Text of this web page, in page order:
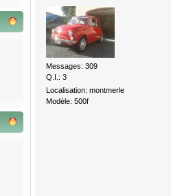
Messages: 309
Q.I.: 3
Localisation: montmerle
Modèle: 500f